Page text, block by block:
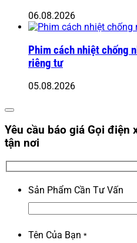
06.08.2026
Phim cách nhiệt chống
riêng tư
05.08.2026
Yêu cầu báo giá Gọi điện
tận nơi
Sản Phẩm Cần Tư Vấn
Tên Của Bạn *